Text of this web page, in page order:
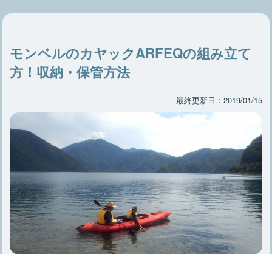
モンベルのカヤックARFEQの組み立て
方！収納・保管方法
最終更新日：2019/01/15